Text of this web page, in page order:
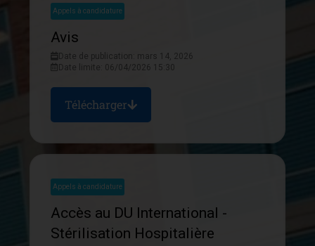
Appels à candidature
Avis
Date de publication: mars 14, 2026
Date limite: 06/04/2026 15:30
Télécharger
Appels à candidature
Accès au DU International -
Stérilisation Hospitalière